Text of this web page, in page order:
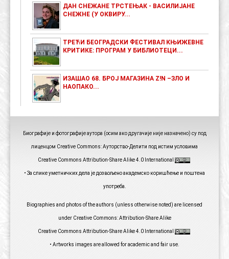
ДАН СНЕЖАНЕ ТРСТЕЊАК - ВАСИЛИЈАНЕ
СНЕЖНЕ (У ОКВИРУ...
ТРЕЋИ БЕОГРАДСКИ ФЕСТИВАЛ КЊИЖЕВНЕ
КРИТИКЕ: ПРОГРАМ У БИБЛИОТЕЦИ...
ИЗАШАО 68. БРОЈ МАГАЗИНА Z!N –ЗЛО И
НАОПАКО...
Биографије и фотографије аутора (осим ако другачије није назначено) су под
лиценцом Creative Commons: Ауторство-Делити под истим условима
Creative Commons Attribution-Share Alike 4.0 International
• За слике уметничких дела је дозвољено академско коришћење и поштена
употреба.
Biographies and photos of the authors (unless otherwise noted) are licensed
under Creative Commons: Attribution-Share Alike
Creative Commons Attribution-Share Alike 4.0 International
• Artworks images are allowed for academic and fair use.